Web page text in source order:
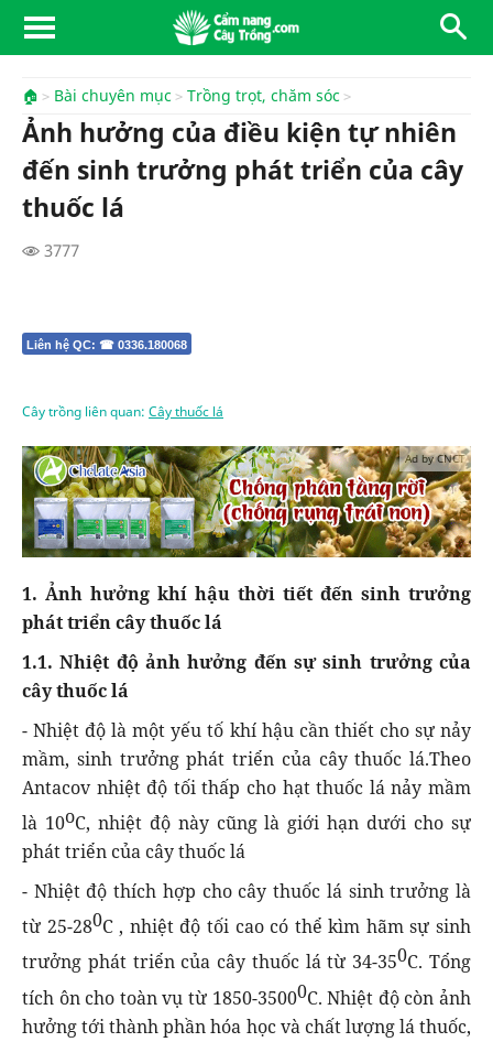
🏠 Bài chuyên mục Trồng trọt, chăm sóc
Ảnh hưởng của điều kiện tự nhiên
đến sinh trưởng phát triển của cây
thuốc lá
3777
Liên hệ QC: ☎ 0336.180068
Cây trồng liên quan: Cây thuốc lá
Ad by CNCT
1. Ảnh hưởng khí hậu thời tiết đến sinh trưởng
phát triển cây thuốc lá
1.1. Nhiệt độ ảnh hưởng đến sự sinh trưởng của
cây thuốc lá
- Nhiệt độ là một yếu tố khí hậu cần thiết cho sự nảy
mầm, sinh trưởng phát triển của cây thuốc lá.Theo
Antacov nhiệt độ tối thấp cho hạt thuốc lá nảy mầm
là 10oC, nhiệt độ này cũng là giới hạn dưới cho sự
phát triển của cây thuốc lá
- Nhiệt độ thích hợp cho cây thuốc lá sinh trưởng là
từ 25-280C , nhiệt độ tối cao có thể kìm hãm sự sinh
trưởng phát triển của cây thuốc lá từ 34-350C. Tổng
tích ôn cho toàn vụ từ 1850-35000C. Nhiệt độ còn ảnh
hưởng tới thành phần hóa học và chất lượng lá thuốc,